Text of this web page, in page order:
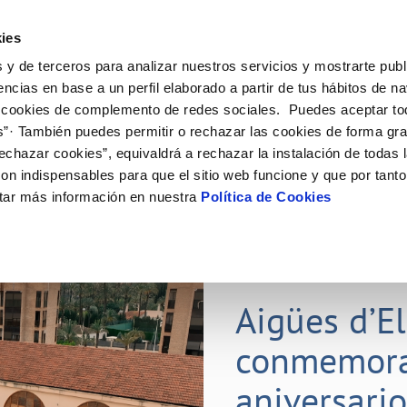
y de terceros para analizar nuestros servicios y mostrarte
en base a un perfil elaborado a partir de tus hábitos de
de complemento de redes sociales. Puedes aceptar
También puedes permitir o rechazar las cookies de forma
cookies”, equivaldrá a rechazar la instalación de todas
indispensables para que el sitio web funcione y que por
más información en nuestra Política de Cookies
de titular
de suministro
MODIFICACIÓN DE DATOS
Actualizar datos bancarios
Actualizar datos de
VER TODAS LAS GESTIONES
Tu Servicio
AL CLIENTE
contacto
y afectaciones
e impresos
COMPROMISO DE SERVICIO
Carta de compromisos
Customer Counsel (Defensa del
Tu Agua
del agua
consumidor
CUIDADOS DEL AGUA
Consejos de ahorro
Depósitos comunitarios
Conócenos
DE GESTIÓN Y CERTIFICADOS
MEDIDAS ANTIFRAUDE
PERFIL DEL CONTRATANTE
Plataforma de contratación del
público
Portal del proveedor
Aigües